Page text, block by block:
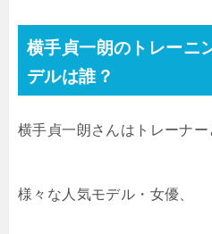
横手貞一朗のトレーニ
デルは誰？
横手貞一朗さんはトレーナー
様々な人気モデル・女優、